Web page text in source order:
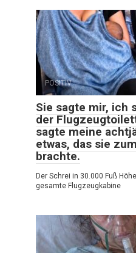
POSITIV
Sie sagte mir, ich
der
sagte meine
etwas, das sie
brachte.
Der Schrei in 30.000 Fuß
gesamte Flugzeugkabine